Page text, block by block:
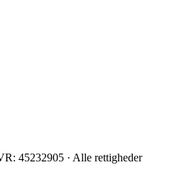
45232905 · Alle rettigheder